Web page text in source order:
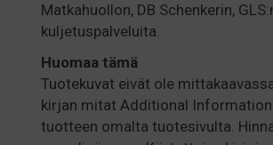
Matkahuollon, DB Schenkerin,
kuljetuspalveluita.
Huomaa tämä
Tuotekuvat eivät ole
kirjan mitat Additional
tuotteen omalta tuotesivulta.